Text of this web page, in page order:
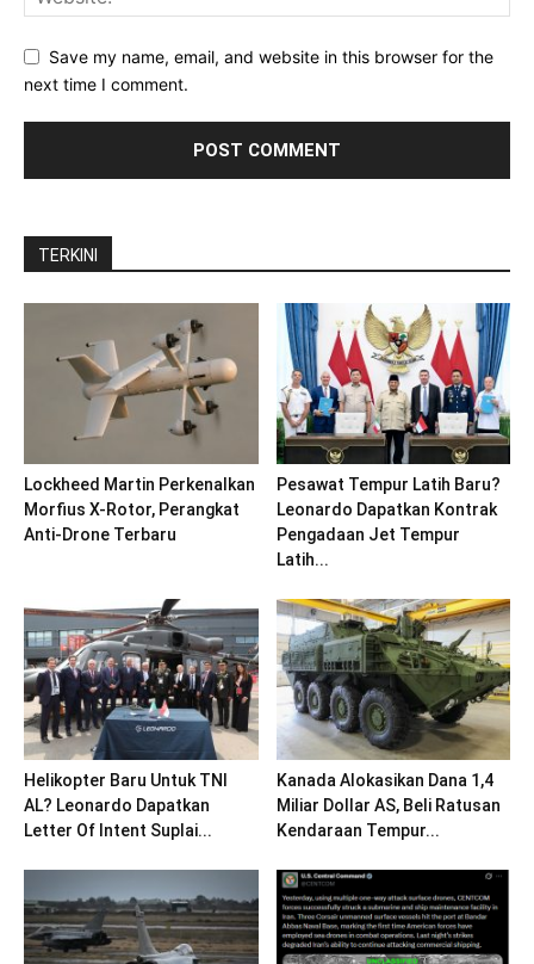
Save my name, email, and website in this browser for the
next time I comment.
TERKINI
Lockheed Martin Perkenalkan
Morfius X-Rotor, Perangkat
Anti-Drone Terbaru
Pesawat Tempur Latih Baru?
Leonardo Dapatkan Kontrak
Pengadaan Jet Tempur
Latih...
Helikopter Baru Untuk TNI
AL? Leonardo Dapatkan
Letter Of Intent Suplai...
Kanada Alokasikan Dana 1,4
Miliar Dollar AS, Beli Ratusan
Kendaraan Tempur...